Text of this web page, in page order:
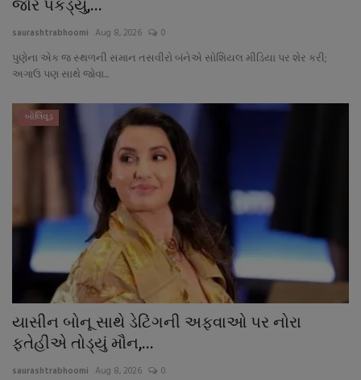
જોર પકડ્યું,...
saurashtrabhoomi Aug 8, 2026 0
પુણેના એક જ સ્થળની સમાન તસવીરો બંનેએ સોશિયલ મીડિયા પર શેર કરી;
અગાઉ પણ સાથે જોવા...
બોલિવૂડ
યાસીન બોનૂ સાથે ડેટિંગની અફવાઓ પર નોરા
ફતેહીએ તોડ્યું મૌન,...
saurashtrabhoomi Aug 8, 2026 0